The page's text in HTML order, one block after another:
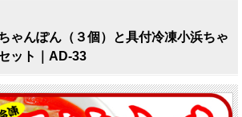
ゃんぽん（３個）と具付冷凍小浜ちゃ
ット｜AD-33